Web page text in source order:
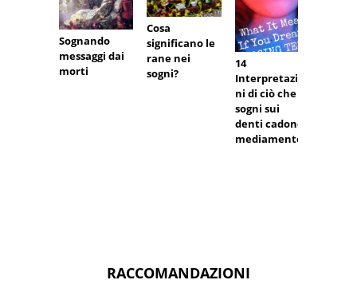
Sognando
messaggi dai
morti
Cosa
significano le
rane nei
sogni?
14
Interpretazio
ni di ciò che i
sogni sui
denti cadono
mediamente
RACCOMANDAZIONI